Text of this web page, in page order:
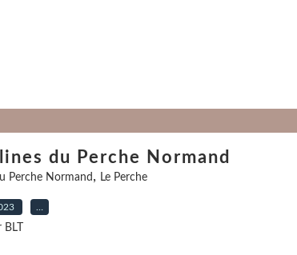
du Perche Normand
Perche Normand , Le Perche
BLT